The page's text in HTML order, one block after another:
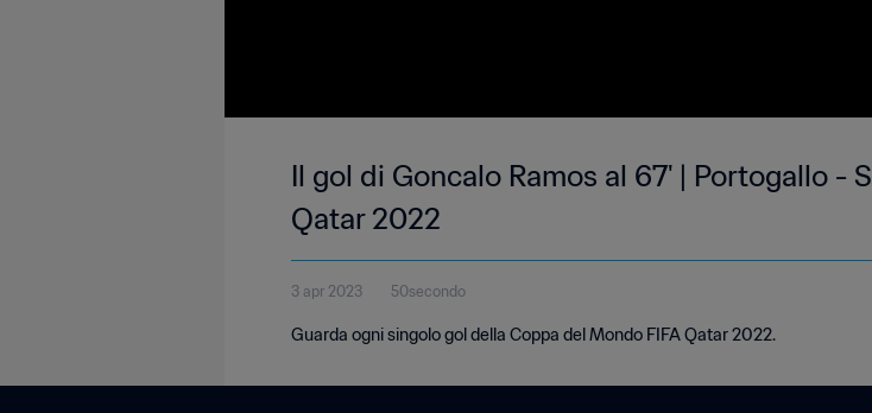
Il gol di Goncalo Ramos al 67' | Portogallo -
Qatar 2022
3 apr 2023 50secondo
Guarda ogni singolo gol della Coppa del Mondo FIFA Qatar 2022.